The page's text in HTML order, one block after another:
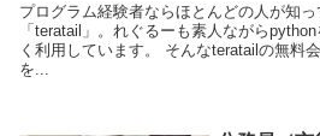
プログラム経験者ならほとんどの人が知
「teratail」。れぐるーも素人ながら
く利用しています。 そんなteratailの無料
を...